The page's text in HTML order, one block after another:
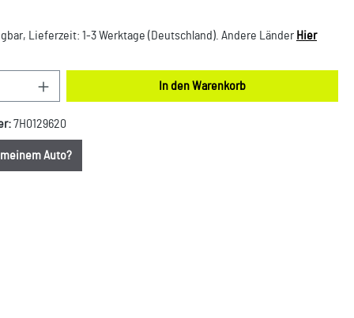
Lieferzeit: 1-3 Werktage (Deutschland). Andere Länder Hier
Gib den gewünschten Wert ein oder
In den Warenkorb
7H0129620
meinem Auto?